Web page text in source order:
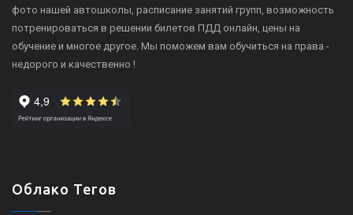
фото нашей автошколы, расписание занятий групп, возможность
потренироваться в решении билетов ПДД онлайн, цены на
обучение и многое другое. Мы поможем вам обучиться на права -
недорого и качественно !
Облако Тегов